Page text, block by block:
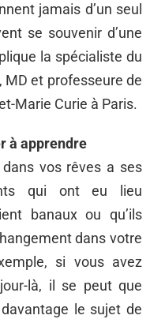
jamais d’un seul
se souvenir d’une
la spécialiste du
MD et professeure de
Marie Curie à Paris.
à apprendre
vos rêves a ses
qui ont eu lieu
banaux ou qu’ils
dans votre
si vous avez
là, il se peut que
davantage le sujet de